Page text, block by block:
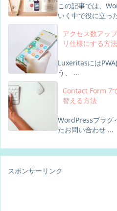
この記事では、
いく中で役に立っ
アクセス数アッ
リ仕様にする方法
Luxeritasには
う、 ...
Contact Form 7
替える方法
WordPressプラグ
たお問い合わせ ...
スポンサーリンク